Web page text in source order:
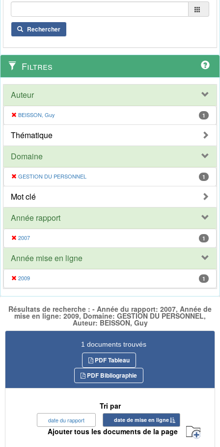
Rechercher
Filtres
Auteur
BEISSON, Guy 1
Thématique
Domaine
GESTION DU PERSONNEL 1
Mot clé
Année rapport
2007 1
Année mise en ligne
2009 1
Résultats de recherche : - Année du rapport: 2007, Année de
mise en ligne: 2009, Domaine: GESTION DU PERSONNEL,
Auteur: BEISSON, Guy
1 documents trouvés
PDF Tableau
PDF Bibliographie
Tri par
date du rapport date de mise en ligne
Ajouter tous les documents de la page